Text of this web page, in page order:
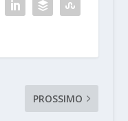
PROSSIMO